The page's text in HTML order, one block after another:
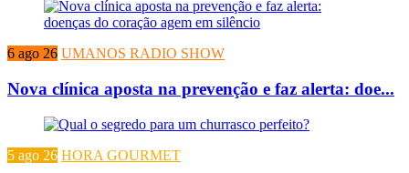
6 ago 26 UMANOS RADIO SHOW
Nova clínica aposta na prevenção e faz alerta: doe...
5 ago 26 HORA GOURMET